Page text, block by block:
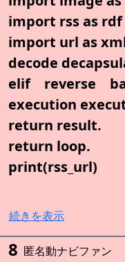
import rss as rdf
import url as
decode
elif reverse
execution
return result.
return loop.
print(rss_url)
続きを表示
8 匿名動ナビファン